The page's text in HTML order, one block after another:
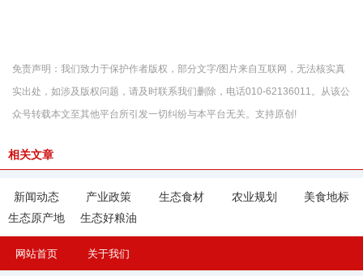
免责声明：我们致力于保护作者版权，部分文字/图片来自互联网，无法核实真
实出处，如涉及版权问题，请及时联系我们删除，电话010-62136011。从该公
众号转载本文至其他平台所引发一切纠纷与本平台无关。支持原创!
相关文章
新闻动态 产业政策 生态食材 农业规划
美食地标
生态原产地
生态好粮油
网站首页 关于我们